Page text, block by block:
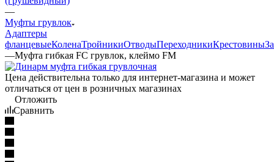
—
Муфты грувлок
Адаптеры
фланцевыеКоленаТройникиОтводыПереходникиКрестовины
—Муфта гибкая FC грувлок, клеймо FM
Цена действительна только для интернет-магазина и может
отличаться от цен в розничных магазинах
Отложить
Сравнить